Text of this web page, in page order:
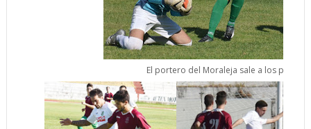
El portero del Moraleja sale a los pies de